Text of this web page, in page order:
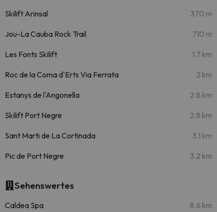
Skilift Arinsal 370 m
Jou-La Cauba Rock Trail 710 m
Les Fonts Skilift 1.7 km
Roc de la Coma d'Erts Via Ferrata 2 km
Estanys de l'Angonella 2.8 km
Skilift Port Negre 2.8 km
Sant Marti de La Cortinada 3.1 km
Pic de Port Negre 3.2 km
Sehenswertes
Caldea Spa 8.6 km